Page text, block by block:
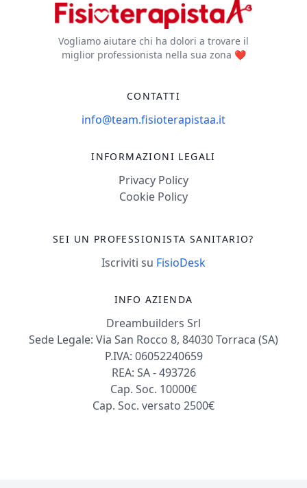
Vogliamo aiutare chi ha dolori a trovare il
miglior professionista nella sua zona ❤️
CONTATTI
info@team.fisioterapistaa.it
INFORMAZIONI LEGALI
Privacy Policy
Cookie Policy
SEI UN PROFESSIONISTA SANITARIO?
Iscriviti su FisioDesk
INFO AZIENDA
Dreambuilders Srl
Sede Legale: Via San Rocco 8, 84030 Torraca (SA)
P.IVA: 06052240659
REA: SA - 493726
Cap. Soc. 10000€
Cap. Soc. versato 2500€